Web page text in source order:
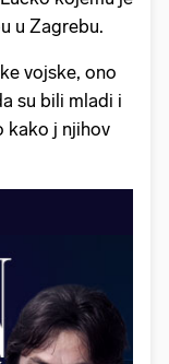
u Zagrebu.
vojske, ono
su bili mladi i
kako j njihov